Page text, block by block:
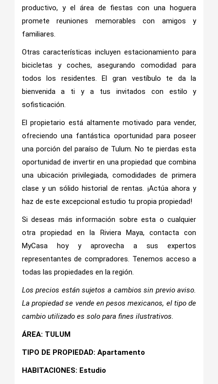
productivo, y el área de fiestas con una hoguera
promete reuniones memorables con amigos y
familiares.
Otras características incluyen estacionamiento para
bicicletas y coches, asegurando comodidad para
todos los residentes. El gran vestíbulo te da la
bienvenida a ti y a tus invitados con estilo y
sofisticación.
El propietario está altamente motivado para vender,
ofreciendo una fantástica oportunidad para poseer
una porción del paraíso de Tulum. No te pierdas esta
oportunidad de invertir en una propiedad que combina
una ubicación privilegiada, comodidades de primera
clase y un sólido historial de rentas. ¡Actúa ahora y
haz de este excepcional estudio tu propia propiedad!
Si deseas más información sobre esta o cualquier
otra propiedad en la Riviera Maya, contacta con
MyCasa hoy y aprovecha a sus expertos
representantes de compradores. Tenemos acceso a
todas las propiedades en la región.
Los precios están sujetos a cambios sin previo aviso.
La propiedad se vende en pesos mexicanos, el tipo de
cambio utilizado es solo para fines ilustrativos.
ÁREA: TULUM
TIPO DE PROPIEDAD: Apartamento
HABITACIONES: Estudio